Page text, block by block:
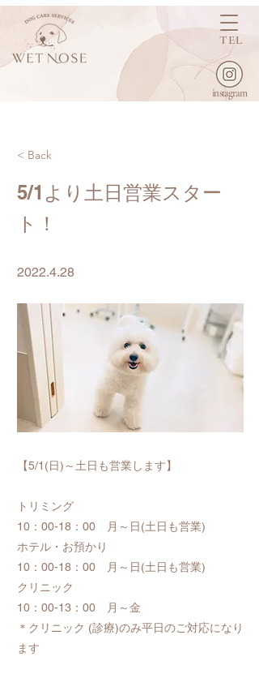
TEL
instagram
< Back
5/1より土日営業スター
ト！
2022.4.28
【5/1(日)～土日も営業します】
トリミング
10：00-18：00 月～日(土日も営業)
ホテル・お預かり
10：00-18：00 月～日(土日も営業)
クリニック
10：00-13：00 月～金
＊クリニック (診療)のみ平日のご対応になり
ます